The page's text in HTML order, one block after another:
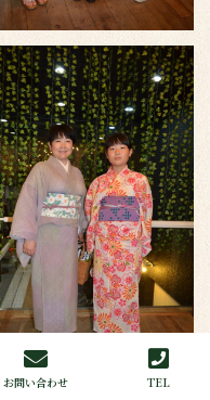
お問い合わせ TEL